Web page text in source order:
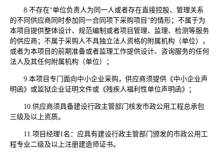
8.不存在“单位负责人为同一人或者存在直接控股、管理关系
的不同供应商同时参加同一合同项下采购项目”的情形；不属于为
本项目提供整体设计、规范编制或者项目管理、监理、检测等服务
的供应商；不属于采购人不具独立法人资格的附属机构（单位），
或者为本项目的前期准备或者监理工作提供设计、咨询服务的任何
法人及其任何附属机构（单位）；
9.本项目专门面向中小企业采购，供应商须提供《中小企业声
明函》或监狱企业证明文件或《残疾人福利性单位声明函》；
10.供应商须具备建设行政主管部门核发市政公用工程总承包
三级及以上资质。
11.项目经理1名：应具有建设行政主管部门颁发的市政公用工
程专业二级及以上注册建造师证书。